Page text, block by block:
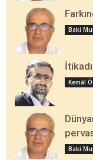
Baki
Kemâl
Baki